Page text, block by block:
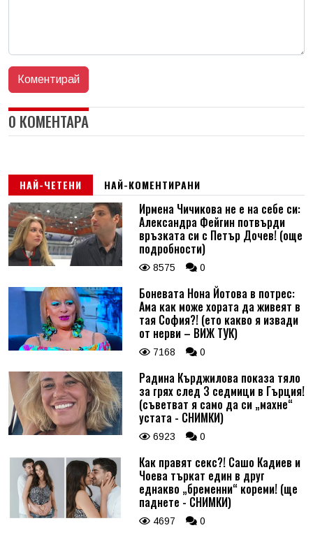
0 КОМЕНТАРА
НАЙ-ЧЕТЕНИ НАЙ-КОМЕНТИРАНИ
Ирмена Чичикова не е на себе си:
Александра Фейгин потвърди
връзката си с Петър Дочев! (още
подробности)
8575 0
Боневата Нона Йотова в потрес:
Ама как може хората да живеят в
тая София?! (ето какво я извади
от нерви – ВИЖ ТУК)
7168 0
Радина Кърджилова показа тяло
за грях след 3 седмици в Гърция!
(съветват я само да си „махне“
устата - СНИМКИ)
6923 0
Как правят секс?! Сашо Кадиев и
Чоева търкат един в друг
еднакво „бременни“ кореми! (ще
паднете - СНИМКИ)
4697 0